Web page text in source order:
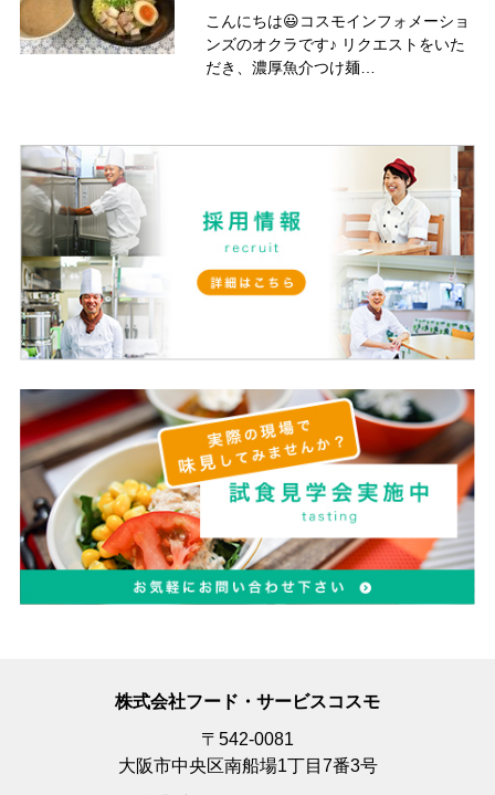
こんにちは😃コスモインフォメーショ
ンズのオクラです♪ リクエストをいた
だき、濃厚魚介つけ麺…
株式会社フード・サービスコスモ
〒542-0081
大阪市中央区南船場1丁目7番3号